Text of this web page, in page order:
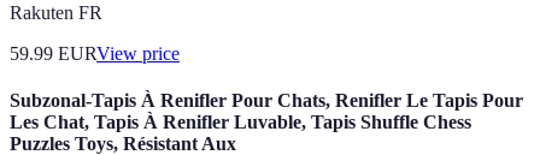
Rakuten FR
59.99 EURView price
Subzonal-Tapis À Renifler Pour Chats, Renifler Le Tapis Pour
Les Chat, Tapis À Renifler Luvable, Tapis Shuffle Chess
Puzzles Toys, Résistant Aux